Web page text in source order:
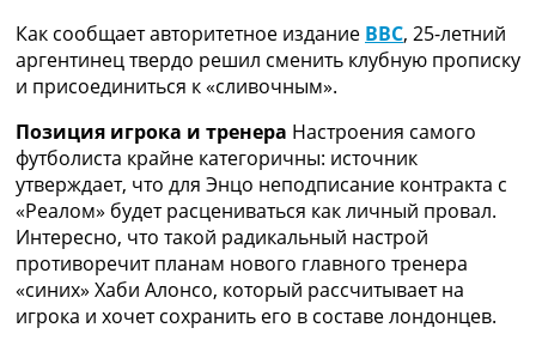
ТВ программа
RU
Categories
Главная
Новости футбола
Видео
Трансферы
Новости футбола Украины
Как сообщает авторитетное издание BBC, 25-летний
аргентинец твердо решил сменить клубную прописку
и присоединиться к «сливочным».
Позиция игрока и тренера Настроения самого
футболиста крайне категоричны: источник
утверждает, что для Энцо неподписание контракта с
«Реалом» будет расцениваться как личный провал.
Интересно, что такой радикальный настрой
противоречит планам нового главного тренера
«синих» Хаби Алонсо, который рассчитывает на
игрока и хочет сохранить его в составе лондонцев.